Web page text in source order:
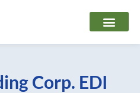
Corp. EDI